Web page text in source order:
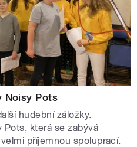
Noisy Pots
hudební záložky.
Pots, která se zabývá
příjemnou spoluprací.